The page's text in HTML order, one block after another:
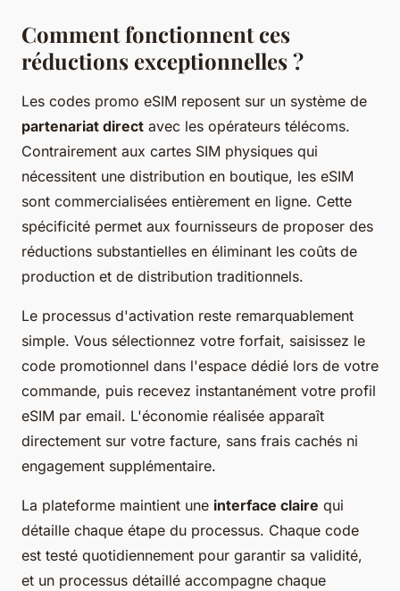
Comment fonctionnent ces
réductions exceptionnelles ?
Les codes promo eSIM reposent sur un système de
partenariat direct avec les opérateurs télécoms.
Contrairement aux cartes SIM physiques qui
nécessitent une distribution en boutique, les eSIM
sont commercialisées entièrement en ligne. Cette
spécificité permet aux fournisseurs de proposer des
réductions substantielles en éliminant les coûts de
production et de distribution traditionnels.
Le processus d'activation reste remarquablement
simple. Vous sélectionnez votre forfait, saisissez le
code promotionnel dans l'espace dédié lors de votre
commande, puis recevez instantanément votre profil
eSIM par email. L'économie réalisée apparaît
directement sur votre facture, sans frais cachés ni
engagement supplémentaire.
La plateforme maintient une interface claire qui
détaille chaque étape du processus. Chaque code
est testé quotidiennement pour garantir sa validité,
et un processus détaillé accompagne chaque